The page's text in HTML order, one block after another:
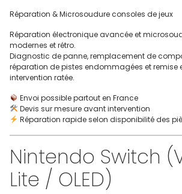
Réparation & Microsoudure consoles de jeux
Réparation électronique avancée et
modernes et rétro.
Diagnostic de panne, remplacement de
réparation de pistes endommagées et remise
intervention ratée.
Envoi possible partout en France
Devis sur mesure avant intervention
Réparation rapide selon disponibilité des
Nintendo Switch
Lite / OLED)